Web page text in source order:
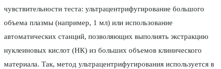
чувствительности теста: ультрацентрифугирование большого
объема плазмы (например, 1 мл) или использование
автоматических станций, позволяющих выполнять экстракцию
нуклеиновых кислот (НК) из больших объемов клинического
материала. Так, метод ультрацентрифугирования используется в